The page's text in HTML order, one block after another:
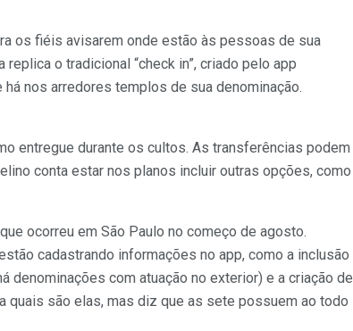
os fiéis avisarem onde estão às pessoas de sua
o tradicional “check in”, criado pelo app
nos arredores templos de sua denominação.
entregue durante os cultos. As transferências podem
conta estar nos planos incluir outras opções, como
ocorreu em São Paulo no começo de agosto.
cadastrando informações no app, como a inclusão
com atuação no exterior) e a criação de
quais são elas, mas diz que as sete possuem ao todo